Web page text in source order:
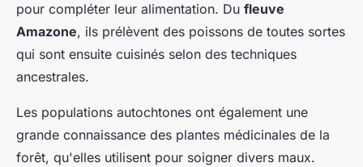
pour compléter leur alimentation. Du fleuve
Amazone, ils prélèvent des poissons de toutes sortes
qui sont ensuite cuisinés selon des techniques
ancestrales.
Les populations autochtones ont également une
grande connaissance des plantes médicinales de la
forêt, qu'elles utilisent pour soigner divers maux.